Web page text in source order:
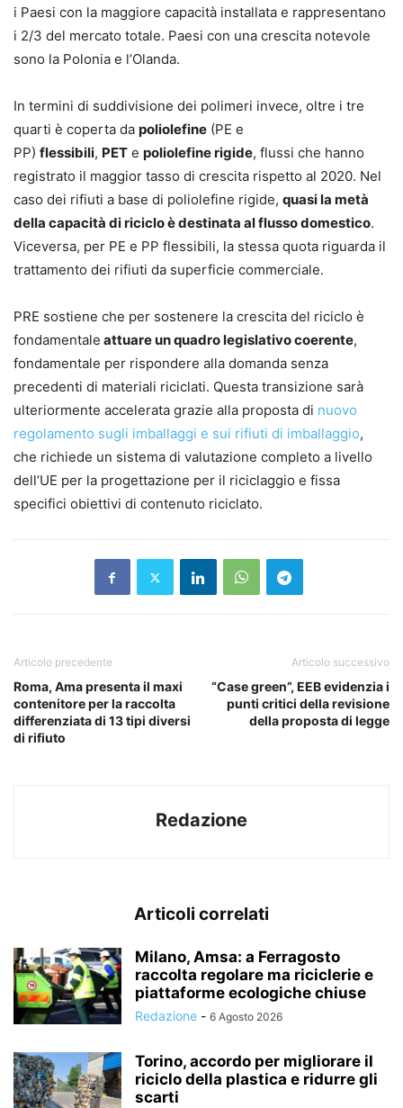
i Paesi con la maggiore capacità installata e rappresentano
i 2/3 del mercato totale. Paesi con una crescita notevole
sono la Polonia e l’Olanda.
In termini di suddivisione dei polimeri invece, oltre i tre
quarti è coperta da poliolefine (PE e
PP) flessibili, PET e poliolefine rigide, flussi che hanno
registrato il maggior tasso di crescita rispetto al 2020. Nel
caso dei rifiuti a base di poliolefine rigide, quasi la metà
della capacità di riciclo è destinata al flusso domestico.
Viceversa, per PE e PP flessibili, la stessa quota riguarda il
trattamento dei rifiuti da superficie commerciale.
PRE sostiene che per sostenere la crescita del riciclo è
fondamentale attuare un quadro legislativo coerente,
fondamentale per rispondere alla domanda senza
precedenti di materiali riciclati. Questa transizione sarà
ulteriormente accelerata grazie alla proposta di nuovo
regolamento sugli imballaggi e sui rifiuti di imballaggio,
che richiede un sistema di valutazione completo a livello
dell’UE per la progettazione per il riciclaggio e fissa
specifici obiettivi di contenuto riciclato.
Articolo precedente
Roma, Ama presenta il maxi
contenitore per la raccolta
differenziata di 13 tipi diversi
di rifiuto
Articolo successivo
“Case green”, EEB evidenzia i
punti critici della revisione
della proposta di legge
Redazione
Articoli correlati
Milano, Amsa: a Ferragosto
raccolta regolare ma riciclerie e
piattaforme ecologiche chiuse
Redazione - 6 Agosto 2026
Torino, accordo per migliorare il
riciclo della plastica e ridurre gli
scarti